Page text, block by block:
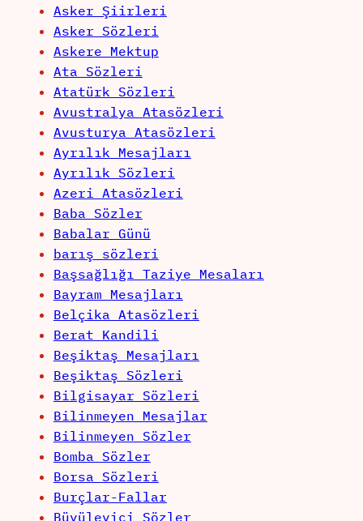
Asker Şiirleri
Asker Sözleri
Askere Mektup
Ata Sözleri
Atatürk Sözleri
Avustralya Atasözleri
Avusturya Atasözleri
Ayrılık Mesajları
Ayrılık Sözleri
Azeri Atasözleri
Baba Sözler
Babalar Günü
barış sözleri
Başsağlığı Taziye Mesaları
Bayram Mesajları
Belçika Atasözleri
Berat Kandili
Beşiktaş Mesajları
Beşiktaş Sözleri
Bilgisayar Sözleri
Bilinmeyen Mesajlar
Bilinmeyen Sözler
Bomba Sözler
Borsa Sözleri
Burçlar-Fallar
Büyüleyici Sözler